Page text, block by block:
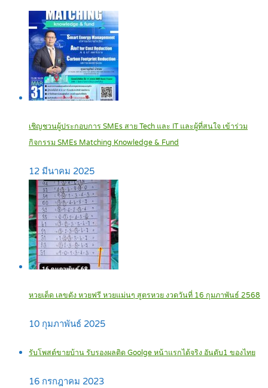
เชิญชวนผู้ประกอบการ SMEs สาย Tech และ IT และผู้ที่สนใจ เข้าร่วม
กิจกรรม SMEs Matching Knowledge & Fund
12 มีนาคม 2025
หวยเด็ด เลขดัง หวยฟรี หวยแม่นๆ สูตรหวย งวดวันที่ 16 กุมภาพันธ์ 2568
10 กุมภาพันธ์ 2025
รับโพสต์ขายบ้าน รับรองผลติด Goolge หน้าแรกได้จริง อันดับ1 ของไทย
16 กรกฎาคม 2023